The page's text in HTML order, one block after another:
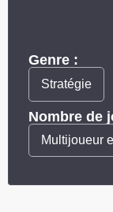
Genre :
Stratégie
Nombre de
Multijoueur